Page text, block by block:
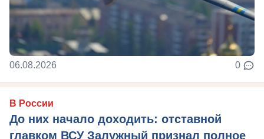
06.08.2026 0
В России
До них начало доходить: отставной
главком ВСУ Залужный признал полное